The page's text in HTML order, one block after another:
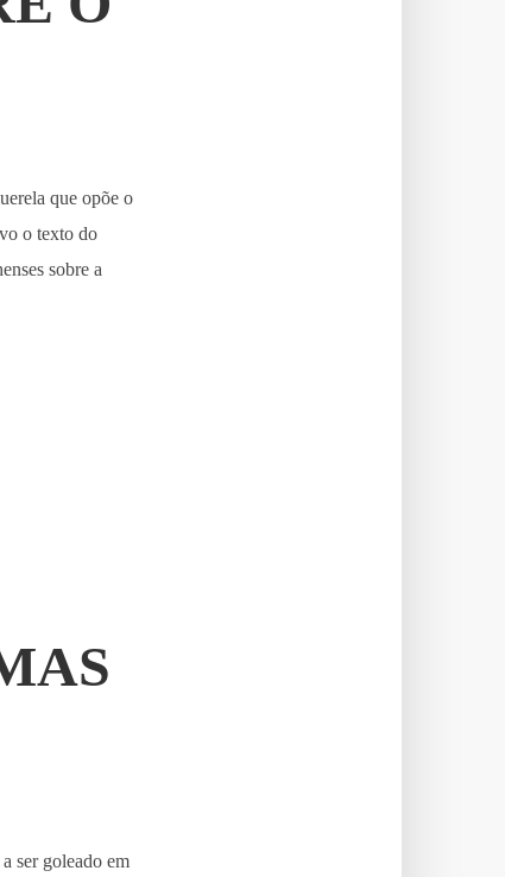
que opõe o
o texto do
sobre a
ser goleado em